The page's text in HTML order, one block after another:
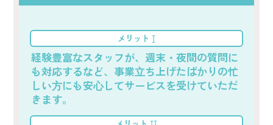
メリット I
経験豊富なスタッフが、週末・夜間の質問に
も対応するなど、事業⽴ち上げたばかりの忙
しい⽅にも安⼼してサービスを受けていただ
きます。